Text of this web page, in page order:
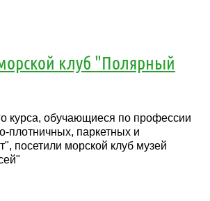
клуб "Полярный
курса, обучающиеся по профессии
плотничных, паркетных и
посетили морской клуб музей